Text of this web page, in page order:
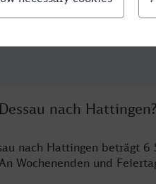
nach Hattingen?
nach Hattingen beträgt 6
Wochenenden und